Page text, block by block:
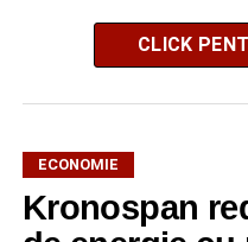
CLICK
ECONOMIE
Kronospan